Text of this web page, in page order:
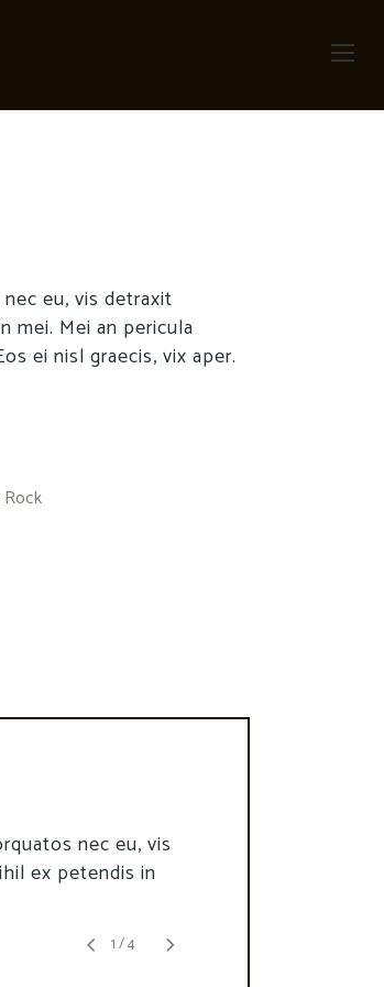
eu, vis detraxit
mei. Mei an pericula
ei nisl graecis, vix aper.
consec tetur
tempor
nec eu, vis
ex petendis in
1/4